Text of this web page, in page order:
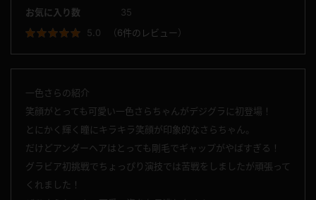
お気に入り数
35
5.0
（6件のレビュー）
一色さらの紹介
笑顔がとっても可愛い一色さらちゃんがデジグラに初登場！
とにかく輝く瞳にキラキラ笑顔が印象的なさらちゃん。
だけどアンダーヘアはとっても剛毛でギャップがやばすぎる！
グラビア初挑戦でちょっぴり演技では苦戦をしましたが頑張って
くれました！